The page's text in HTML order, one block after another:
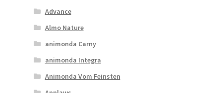
Advance
Almo Nature
animonda Carny
animonda Integra
Animonda Vom Feinsten